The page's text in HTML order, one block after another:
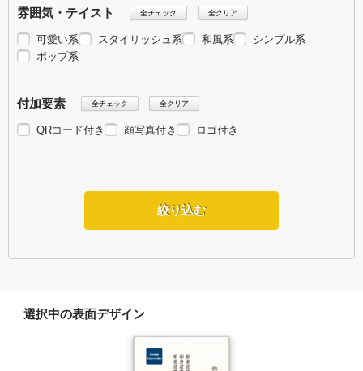
雰囲気・テイスト 全チェック 全クリア
可愛い系 スタイリッシュ系 和風系
シンプル系
ポップ系
付加要素 全チェック 全クリア
QRコード付き 顔写真付き ロゴ付き
絞り込む
選択中の表面デザイン